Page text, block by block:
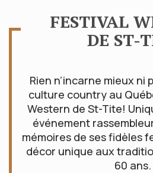
FESTIVAL
DE ST-
Rien n’incarne mieux ni
culture country au
Western de St-Tite!
événement
mémoires de ses fidèles
décor unique aux
60 ans.